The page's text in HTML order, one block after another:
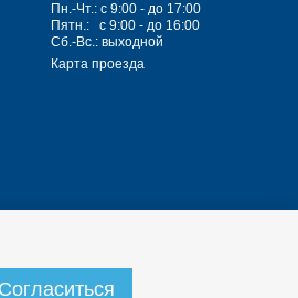
Пн.-Чт.: с 9:00 - до 17:00
Пятн.: с 9:00 - до 16:00
Сб.-Вс.: выходной
Карта проезда
Согласиться